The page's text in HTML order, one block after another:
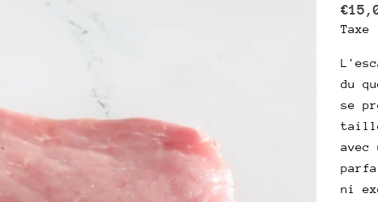
​​PRIX
Taxe
du
se
avec
ni